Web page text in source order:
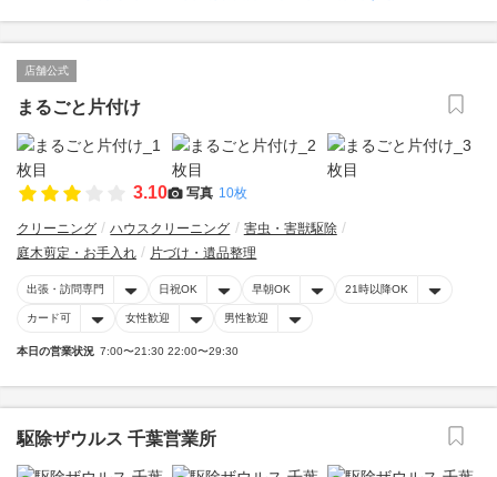
店舗公式
まるごと片付け
3.10 写真 10枚
クリーニング ハウスクリーニング
害虫・害獣駆除
庭木剪定・お手入れ
片づけ・遺品整理
出張・訪問専門 日祝OK 早朝OK 21時以降OK
カード可 女性歓迎 男性歓迎
本日の営業状況 7:00〜21:30 22:00〜29:30
駆除ザウルス 千葉営業所